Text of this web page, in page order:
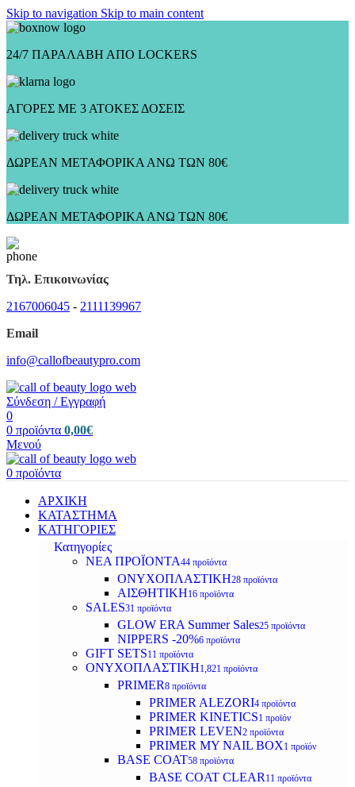
Skip to navigation Skip to main content
24/7 ΠΑΡΑΛΑΒΗ ΑΠΟ LOCKERS
ΑΓΟΡΕΣ ΜΕ 3 ΑΤΟΚΕΣ ΔΟΣΕΙΣ
ΔΩΡΕΑΝ ΜΕΤΑΦΟΡΙΚΑ ΑΝΩ ΤΩΝ 80€
ΔΩΡΕΑΝ ΜΕΤΑΦΟΡΙΚΑ ΑΝΩ ΤΩΝ 80€
Τηλ. Επικοινωνίας
2167006045 - 2111139967
Email
info@callofbeautypro.com
Σύνδεση / Εγγραφή
0
0 προϊόντα 0,00€
Μενού
0 προϊόντα
ΑΡΧΙΚΗ
ΚΑΤΑΣΤΗΜΑ
ΚΑΤΗΓΟΡΙΕΣ
Κατηγορίες
ΝΕΑ ΠΡΟΪΟΝΤΑ44 προϊόντα
ΟΝΥΧΟΠΛΑΣΤΙΚΗ28 προϊόντα
ΑΙΣΘΗΤΙΚΗ16 προϊόντα
SALES31 προϊόντα
GLOW ERA Summer Sales25 προϊόντα
NIPPERS -20%6 προϊόντα
GIFT SETS11 προϊόντα
ΟΝΥΧΟΠΛΑΣΤΙΚΗ1,821 προϊόντα
PRIMER8 προϊόντα
PRIMER ALEZORI4 προϊόντα
PRIMER KINETICS1 προϊόν
PRIMER LEVEN2 προϊόντα
PRIMER MY NAIL BOX1 προϊόν
BASE COAT58 προϊόντα
BASE COAT CLEAR 11 προϊόντα